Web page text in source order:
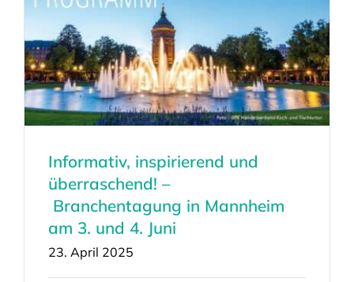
Informativ, inspirierend und
überraschend! –
Branchentagung in Mannheim
am 3. und 4. Juni
23. April 2025